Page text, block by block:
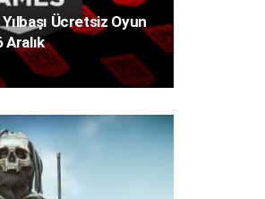
Ücretsiz Oyun
Aralık